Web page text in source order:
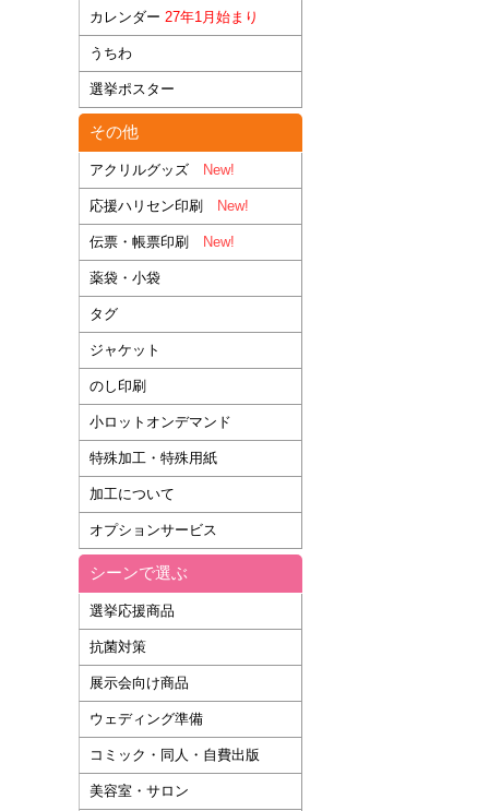
カレンダー 27年1月始まり
うちわ
選挙ポスター
その他
アクリルグッズ New!
応援ハリセン印刷 New!
伝票・帳票印刷 New!
薬袋・小袋
タグ
ジャケット
のし印刷
小ロットオンデマンド
特殊加工・特殊用紙
加工について
オプションサービス
シーンで選ぶ
選挙応援商品
抗菌対策
展示会向け商品
ウェディング準備
コミック・同人・自費出版
美容室・サロン